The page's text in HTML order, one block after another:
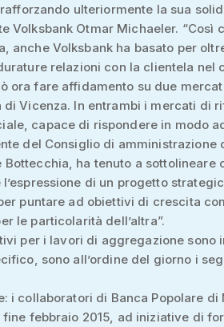
rafforzando ulteriormente la sua
Volksbank Otmar Michaeler. “Così
anche Volksbank ha basato per
relazioni con la clientela nel
ora fare affidamento su due
di Vicenza. In entrambi i mercati di
capace di rispondere in modo
del Consiglio di amministrazione
Bottecchia, ha tenuto a sottolineare
l’espressione di un progetto
puntare ad obiettivi di crescita
le particolarità dell’altra”.
per i lavori di aggregazione sono
sono all’ordine del giorno i
i collaboratori di Banca Popolare
febbraio 2015, ad iniziative di